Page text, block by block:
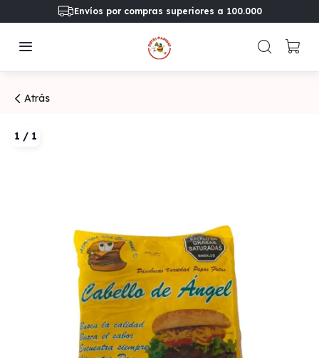
Envíos por compras superiores a 100.000
Atrás
1 / 1